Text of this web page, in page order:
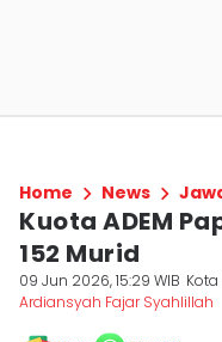
Home News
Kuota ADEM
152 Murid
09 Jun 2026, 15:29 WIB
Ardiansyah Fajar Syahlillah